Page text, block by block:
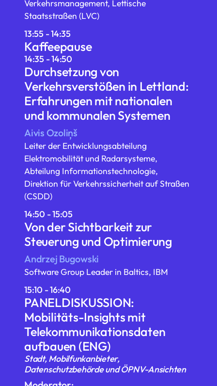
Verkehrsmanagement, Lettische
Staatsstraßen (LVC)
13:55 - 14:35
Kaffeepause
14:35 - 14:50
Durchsetzung von
Verkehrsverstößen in Lettland:
Erfahrungen mit nationalen
und kommunalen Systemen
Aivis Ozoliņš
Leiter der Entwicklungsabteilung
Elektromobilität und Radarsysteme,
Abteilung Informationstechnologie,
Direktion für Verkehrssicherheit auf Straßen
(CSDD)
14:50 - 15:05
Von der Sichtbarkeit zur
Steuerung und Optimierung
Andrzej Bugowski
Software Group Leader in Baltics, IBM
15:10 - 16:40
PANELDISKUSSION:
Mobilitäts-Insights mit
Telekommunikationsdaten
aufbauen (ENG)
Stadt, Mobilfunkanbieter,
Datenschutzbehörde und ÖPNV-Ansichten